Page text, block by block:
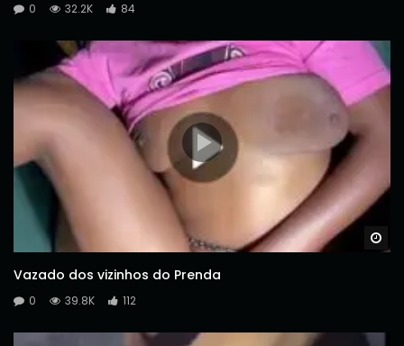
0 32.2K 84
Vazado dos vizinhos do Prenda
0 39.8K 112